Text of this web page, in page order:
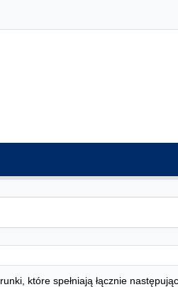
wydziałów
które spełniają łącznie